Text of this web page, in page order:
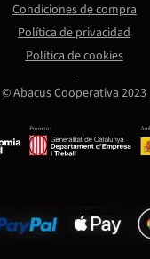
Promou:
© Abacus Cooperativa 2023
Condiciones de compra
Política de privacidad
Política de cookies